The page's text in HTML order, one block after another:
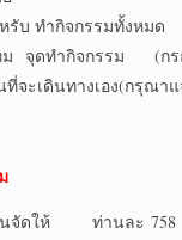
รับ ทำกิจกรรมทั้งหมด
ม จุดทำกิจกรรม (กร
จะเดินทางเอง(กรุณาแ
านจัดให้ ท่านละ